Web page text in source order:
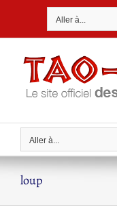
Aller à...
Aller à...
loup